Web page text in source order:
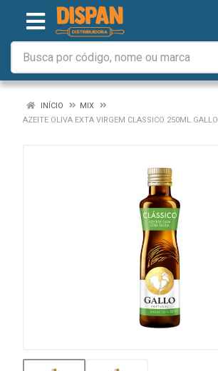
INÍCIO
MIX
AZEITE OLIVA EXTA VIRGEM CLASSICO 250ML GALLO